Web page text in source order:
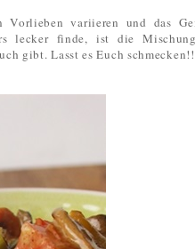
variieren und das
lecker finde, ist die
gibt. Lasst es Euch schmecken!!